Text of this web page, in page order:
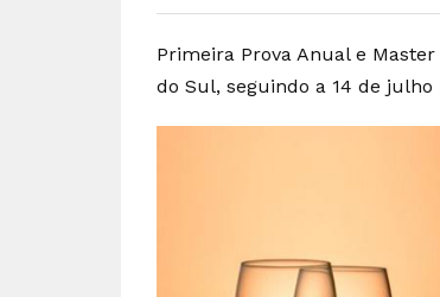
Primeira Prova Anual e
do Sul, seguindo a 14 de julho